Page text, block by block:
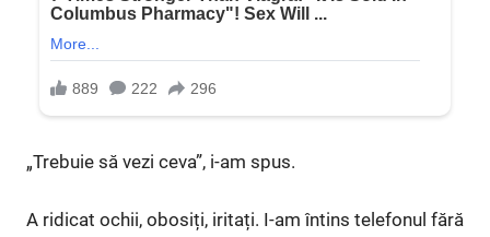
„Trebuie să vezi ceva”, i-am spus.
A ridicat ochii, obosiți, iritați. I-am întins telefonul fără